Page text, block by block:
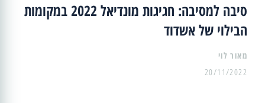
סיבה למסיבה: חגיגות מונדיאל 2022 במקומות
הבילוי של אשדוד
מאור לוי
20/11/2022